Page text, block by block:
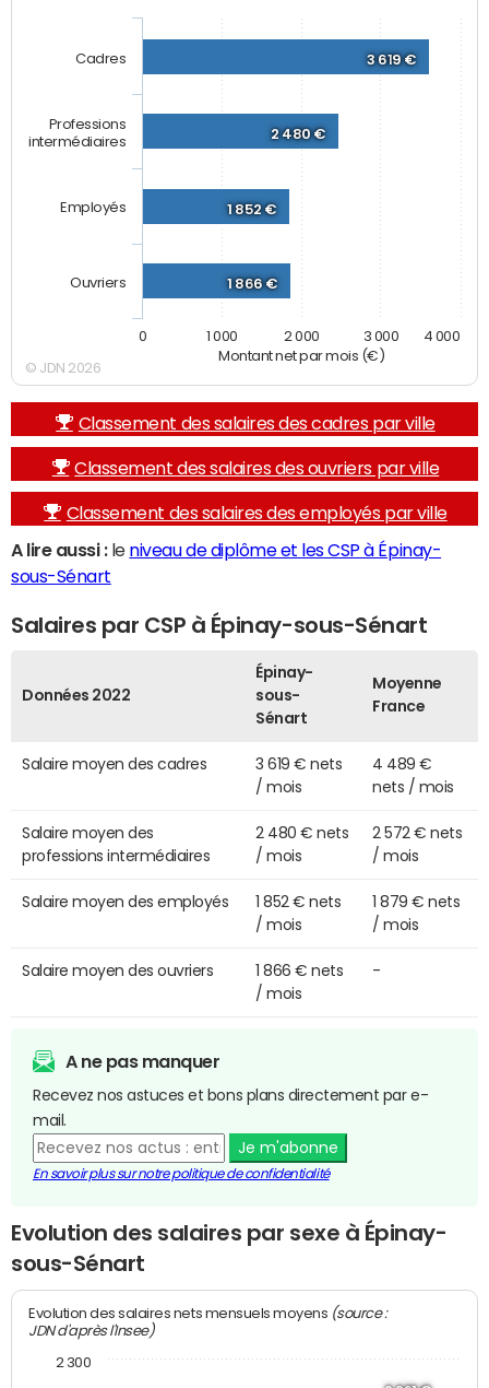
Montant net par mois (€)
3 619 €
2 480 €
1 852 €
1 866 €
Cadres
Professions
intermédiaires
Employés
Ouvriers
0 1 000 2 000 3 000 4 000
© JDN 2026
Classement des salaires des cadres par ville
Classement des salaires des ouvriers par ville
Classement des salaires des employés par ville
A lire aussi :le niveau de diplôme et les CSP à Épinay-
sous-Sénart
Salaires par CSP à Épinay-sous-Sénart
Données 2022
Épinay-
sous-
Sénart
Moyenne
France
Salaire moyen des cadres
3 619 € nets
/ mois
4 489 €
nets / mois
Salaire moyen des
professions intermédiaires
2 480 € nets
/ mois
2 572 € nets
/ mois
Salaire moyen des employés
1 852 € nets
/ mois
1 879 € nets
/ mois
Salaire moyen des ouvriers
1 866 € nets
/ mois
-
A ne pas manquer
Recevez nos astuces et bons plans directement par e-
mail.
Je m'abonne
En savoir plus sur notre politique de confidentialité
Evolution des salaires par sexe à Épinay-
sous-Sénart
Evolution des salaires nets mensuels moyens (source :
JDN d'après l'Insee)
2 300